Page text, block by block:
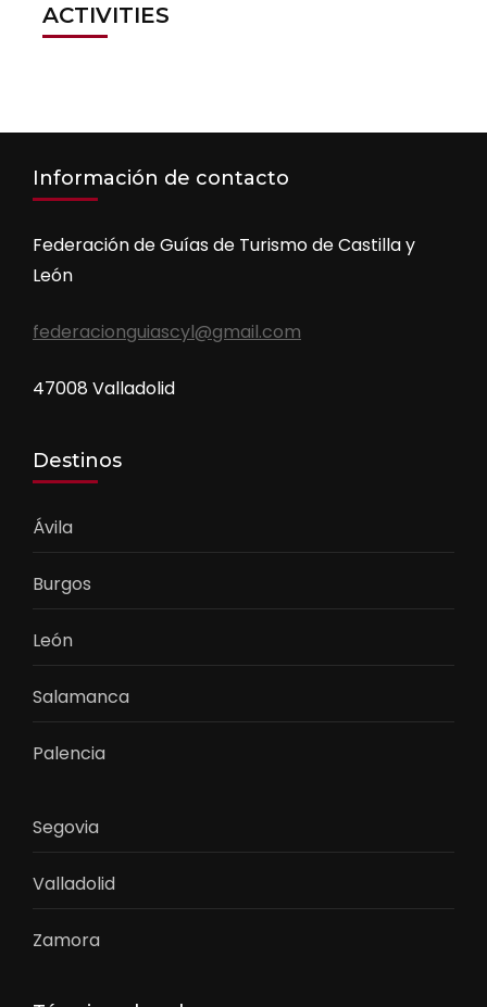
ACTIVITIES
Información de contacto
Federación de Guías de Turismo de Castilla y
León
federacionguiascyl@gmail.com
47008 Valladolid
Destinos
Ávila
Burgos
León
Salamanca
Palencia
Segovia
Valladolid
Zamora